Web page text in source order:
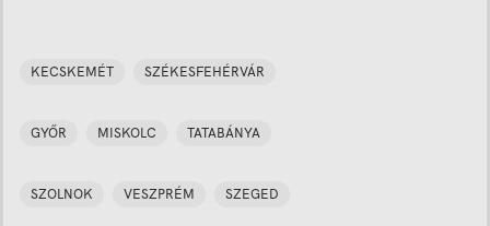
KECSKEMÉT SZÉKESFEHÉRVÁR
GYŐR MISKOLC TATABÁNYA
SZOLNOK VESZPRÉM SZEGED